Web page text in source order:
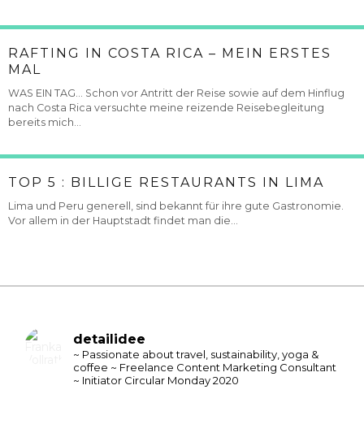
RAFTING IN COSTA RICA – MEIN ERSTES
MAL
WAS EIN TAG... Schon vor Antritt der Reise sowie auf dem Hinflug
nach Costa Rica versuchte meine reizende Reisebegleitung
bereits mich...
TOP 5 : BILLIGE RESTAURANTS IN LIMA
Lima und Peru generell, sind bekannt für ihre gute Gastronomie.
Vor allem in der Hauptstadt findet man die...
detailidee
~ Passionate about travel, sustainability, yoga &
coffee ~ Freelance Content Marketing Consultant
~ Initiator Circular Monday 2020